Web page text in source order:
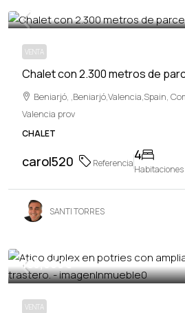
650,000€
VENTA
Chalet con 2.300 metros de
Beniarjó, ,Beniarjó,Valencia,Spain,
Valencia prov
CHALET
carol520 Referencia
4
Habitaciones
SANTI TORRES
185,000€
VENTA